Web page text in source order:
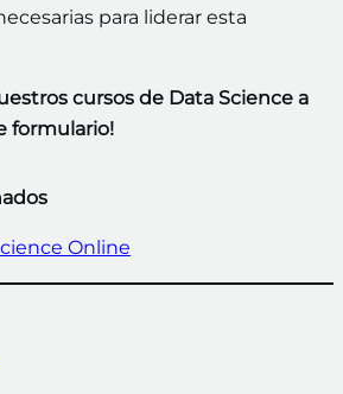
para liderar esta
cursos de Data Science a
formulario!
Online